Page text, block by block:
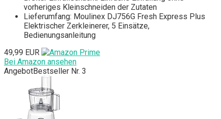
vorheriges Kleinschneiden der Zutaten
Lieferumfang: Moulinex DJ756G Fresh Express Plus
Elektrischer Zerkleinerer, 5 Einsätze,
Bedienungsanleitung
49,99 EUR
Bei Amazon ansehen
AngebotBestseller Nr. 3